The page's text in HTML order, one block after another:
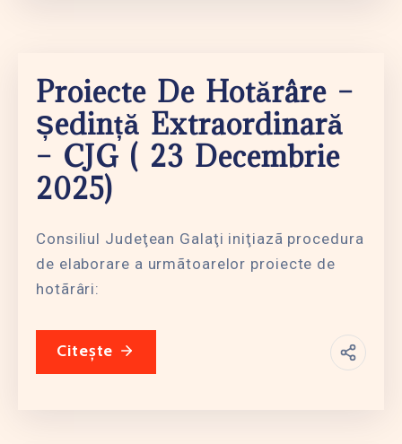
Proiecte De Hotărâre –
Ședință Extraordinară
– CJG ( 23 Decembrie
2025)
Consiliul Judeţean Galaţi iniţiazã procedura
de elaborare a urmãtoarelor proiecte de
hotãrâri:
Citește